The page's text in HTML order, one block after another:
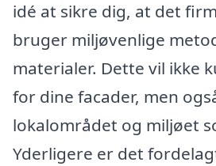
idé at sikre dig, at det
bruger miljøvenlige
materialer. Dette vil ikke
for dine facader, men
lokalområdet og miljøet
Yderligere er det